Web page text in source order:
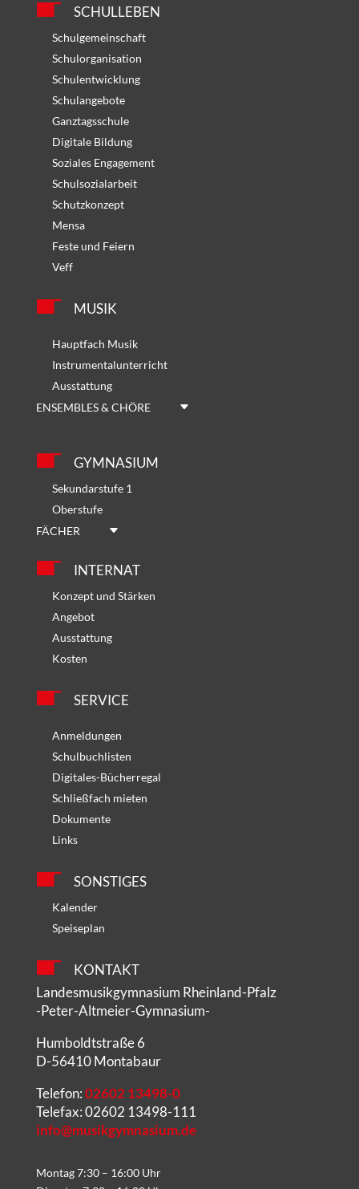
SCHULLEBEN
Schulgemeinschaft
Schulorganisation
Schulentwicklung
Schulangebote
Ganztagsschule
Digitale Bildung
Soziales Engagement
Schulsozialarbeit
Schutzkonzept
Mensa
Feste und Feiern
Veff
MUSIK
Hauptfach Musik
Instrumentalunterricht
Ausstattung
ENSEMBLES & CHÖRE
GYMNASIUM
Sekundarstufe 1
Oberstufe
FÄCHER
INTERNAT
Konzept und Stärken
Angebot
Ausstattung
Kosten
SERVICE
Anmeldungen
Schulbuchlisten
Digitales-Bücherregal
Schließfach mieten
Dokumente
Links
SONSTIGES
Kalender
Speiseplan
KONTAKT
Landesmusikgymnasium Rheinland-Pfalz
-Peter-Altmeier-Gymnasium-
Humboldtstraße 6
D-56410 Montabaur
Telefon:02602 13498-0
Telefax: 02602 13498-111
info@musikgymnasium.de
Montag 7:30 – 16:00 Uhr